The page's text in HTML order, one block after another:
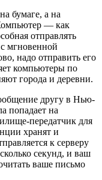
бумаге, а на
— как
отправлять
мгновенной
надо отправить его
компьютеры по
города и деревни.
другу в Нью-
попадает на
передатчик для
хранят и
к серверу
секунд, и ваш
ваше письмо